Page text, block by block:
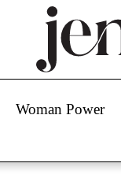
Woman Power